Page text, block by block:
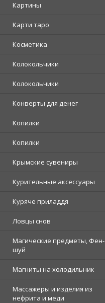
Картины
Карти таро
Косметика
Колокольчики
Колокольчики
Конверты для денег
Копилки
Копилки
Крымские сувениры
Курительные аксессуары
Куряче приладдя
Ловцы снов
Магические предметы, Фен-
шуй
Магниты на холодильник
Массажеры и изделия из
нефрита и меди